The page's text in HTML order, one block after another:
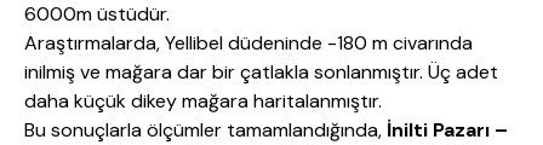
6000m üstüdür.
Araştırmalarda, Yellibel düdeninde -180 m civarında
inilmiş ve mağara dar bir çatlakla sonlanmıştır. Üç adet
daha küçük dikey mağara haritalanmıştır.
Bu sonuçlarla ölçümler tamamlandığında, İnilti Pazarı –